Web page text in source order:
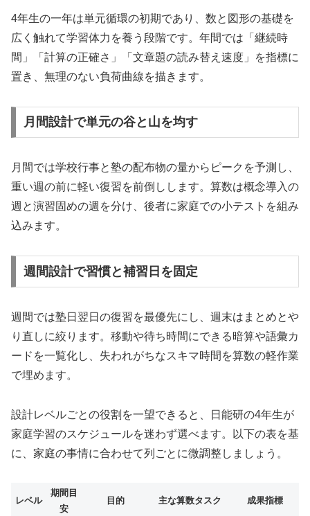
4年生の一年は単元循環の初期であり、数と図形の基礎を
広く触れて学習体力を養う段階です。年間では「継続時
間」「計算の正確さ」「文章題の読み替え速度」を指標に
置き、無理のない負荷曲線を描きます。
月間設計で単元の谷と山を均す
月間では学校行事と塾の配布物の量からピークを予測し、
重い週の前に軽い復習を前倒しします。算数は概念導入の
週と演習固めの週を分け、後者に家庭での小テストを組み
込みます。
週間設計で習慣と補習日を固定
週間では塾日翌日の復習を最優先にし、週末はまとめとや
り直しに絞ります。移動や待ち時間にできる暗算や語彙カ
ードを一覧化し、失われがちなスキマ時間を算数の軽作業
で埋めます。
設計レベルごとの役割を一望できると、日能研の4年生が
家庭学習のスケジュールを迷わず選べます。以下の表を基
に、家庭の事情に合わせて列ごとに微調整しましょう。
レベル
期間目
安
目的 主な算数タスク 成果指標